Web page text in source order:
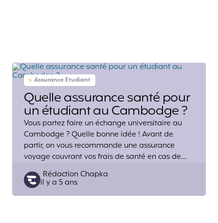
Assurance Etudiant
Quelle assurance santé pour
un étudiant au Cambodge ?
Vous partez faire un échange universitaire au
Cambodge ? Quelle bonne idée ! Avant de
partir, on vous recommande une assurance
voyage couvrant vos frais de santé en cas de…
Posted
by
Rédaction Chapka
il y a 5 ans